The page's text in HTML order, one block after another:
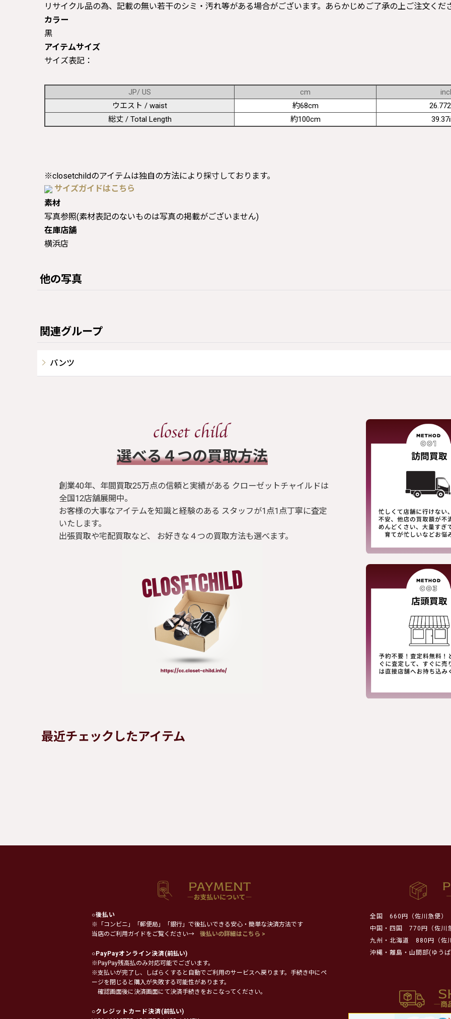
リサイクル品の為、記載の無い若干のシミ・汚れ等がある場合がございます。あらかじめご了承の上ご注文くだ
カラー
黒
アイテムサイズ
サイズ表記：
JP/ US cm
ウエスト / waist
約68cm
総丈 / Total Length
約100cm
※closetchildのアイテムは独自の方法により採寸しております。
サイズガイドはこちら
素材
写真参照(素材表記のないものは写真の掲載がございません)
在庫店舗
横浜店
他の写真
関連グループ
パンツ
​選べる４つの買取方法
創業40年、年間買取25万点の信頼と実績がある クローゼットチャイルドは
全国12店舗展開中。
お客様の大事なアイテムを知識と経験のある スタッフが1点1点丁寧に査定
いたします。
出張買取や宅配買取など、 お好きな４つの買取方法も選べます。
最近チェックしたアイテム
○後払い
※「コンビニ」「郵便局」「銀行」で後払いできる安心・簡単な決済方法です
当店のご利用ガイドをご覧ください→
後払いの詳細はこちら >
○PayPayオンライン決済(前払い)
※PayPay残高払のみ対応可能でございます。
※支払いが完了し、しばらくすると自動でご利用のサービスへ戻ります。手続き中にペ
ージを閉じると購入が失敗する可能性があります。
確認画面後に決済画面にて決済手続きをおこなってください。
○クレジットカード決済(前払い)
全国
660円（佐川急便）
中国・四国
770円（佐川
九州・北海道
880円（佐
沖縄・離島・山間部(ゆう